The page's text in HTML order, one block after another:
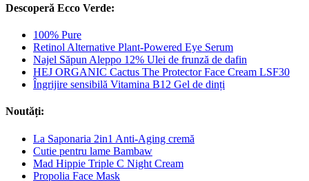
Descoperă Ecco Verde:
100% Pure
Retinol Alternative Plant-Powered Eye Serum
Najel Săpun Aleppo 12% Ulei de frunză de dafin
HEJ ORGANIC Cactus The Protector Face Cream LSF30
Îngrijire sensibilă Vitamina B12 Gel de dinți
Noutăți:
La Saponaria 2in1 Anti-Aging cremă
Cutie pentru lame Bambaw
Mad Hippie Triple C Night Cream
Propolia Face Mask